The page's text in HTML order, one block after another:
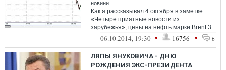
новини
Как я рассказывал 4 октября в заметке
«Четыре приятные новости из
зарубежья», цены на нефть марки Brent 3
октября опустились до нового мин...
06.10.2014, 19:30 • 16756 • 6
ЛЯПЫ ЯНУКОВИЧА - ДНЮ
РОЖДЕНИЯ ЭКС-ПРЕЗИДЕНТА